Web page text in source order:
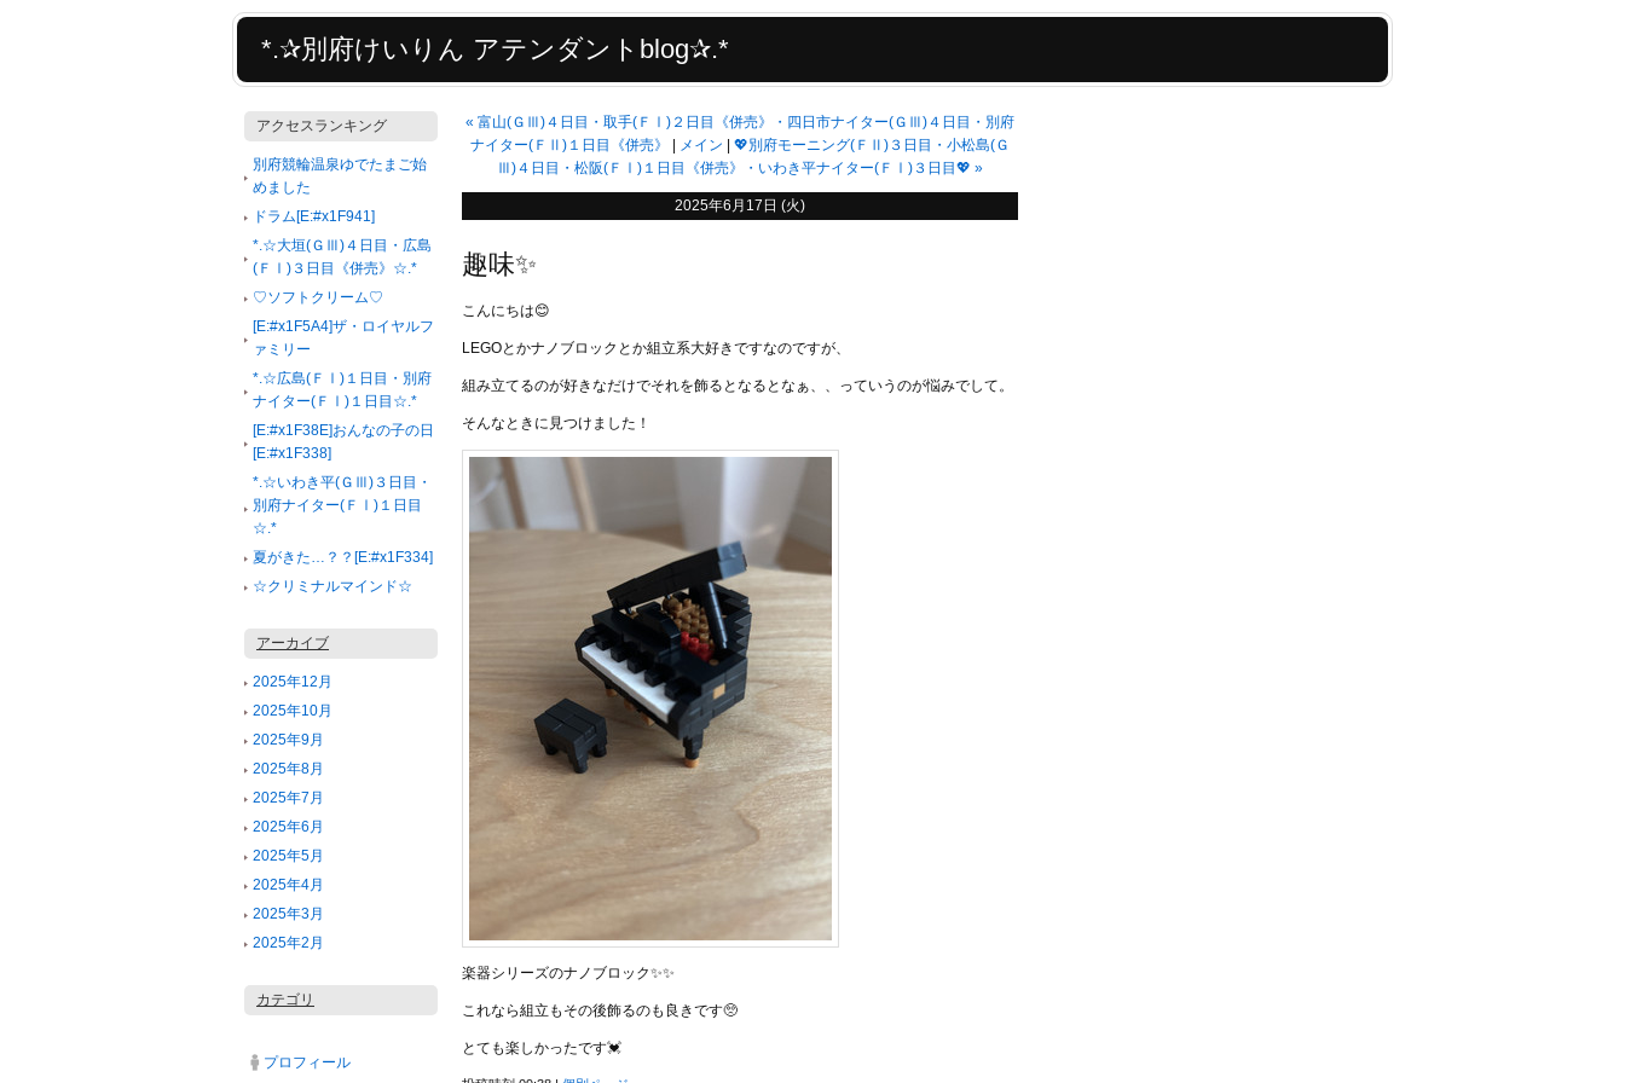
*.✰別府けいりん アテンダントblog✰.*
アクセスランキング
別府競輪温泉ゆでたまご始
めました
ドラム[E:#x1F941]
*.☆大垣(ＧⅢ)４日目・広島
(ＦⅠ)３日目《併売》☆.*
♡ソフトクリーム♡
[E:#x1F5A4]ザ・ロイヤルフ
ァミリー
*.☆広島(ＦⅠ)１日目・別府
ナイター(ＦⅠ)１日目☆.*
[E:#x1F38E]おんなの子の日
[E:#x1F338]
*.☆いわき平(ＧⅢ)３日目・
別府ナイター(ＦⅠ)１日目
☆.*
夏がきた…？？[E:#x1F334]
☆クリミナルマインド☆
アーカイブ
2025年12月
2025年10月
2025年9月
2025年8月
2025年7月
2025年6月
2025年5月
2025年4月
2025年3月
2025年2月
カテゴリ
プロフィール
« 富山(ＧⅢ)４日目・取手(ＦⅠ)２日目《併売》・四日市ナイター(ＧⅢ)４日目・別府
ナイター(ＦⅡ)１日目《併売》
メイン
💖別府モーニング(ＦⅡ)３日目・小松島(Ｇ
Ⅲ)４日目・松阪(ＦⅠ)１日目《併売》・いわき平ナイター(ＦⅠ)３日目💖 »
2025年6月17日 (火)
趣味✨
こんにちは😊
LEGOとかナノブロックとか組立系大好きですなのですが、
組み立てるのが好きなだけでそれを飾るとなるとなぁ、、っていうのが悩みでして。
そんなときに見つけました！
楽器シリーズのナノブロック✨✨
これなら組立もその後飾るのも良きです🥺
とても楽しかったです💓